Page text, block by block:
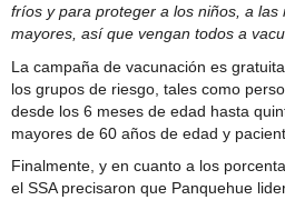
fríos y para proteger a los niños, a las
mayores, así que vengan todos a
La campaña de vacunación es
los grupos de riesgo, tales como
desde los 6 meses de edad hasta
mayores de 60 años de edad y
Finalmente, y en cuanto a los
el SSA precisaron que Panquehue